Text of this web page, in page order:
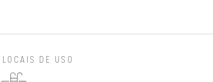
LOCAIS DE USO